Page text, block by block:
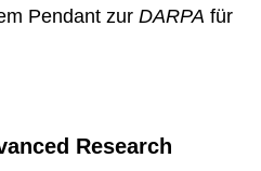
Pendant zur DARPA für
Research